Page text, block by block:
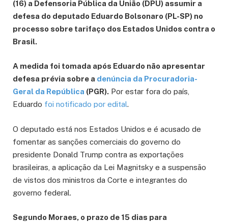
(16) a Defensoria Pública da União (DPU) assumir a
defesa do deputado Eduardo Bolsonaro (PL-SP) no
processo sobre tarifaço dos Estados Unidos contra o
Brasil.
A medida foi tomada após Eduardo não apresentar
defesa prévia sobre a denúncia da Procuradoria-
Geral da República (PGR). Por estar fora do país,
Eduardo foi notificado por edital.
O deputado está nos Estados Unidos e é acusado de
fomentar as sanções comerciais do governo do
presidente Donald Trump contra as exportações
brasileiras, a aplicação da Lei Magnitsky e a suspensão
de vistos dos ministros da Corte e integrantes do
governo federal.
Segundo Moraes, o prazo de 15 dias para